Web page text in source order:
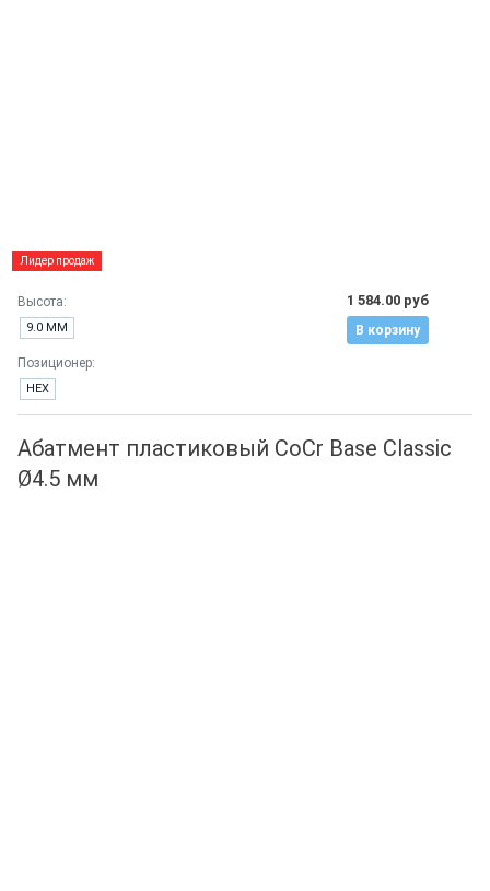
Лидер продаж
Высота:
9.0 ММ
Позиционер:
HEX
1 584.00 руб
В корзину
Абатмент пластиковый CoCr Base Classic
Ø4.5 мм